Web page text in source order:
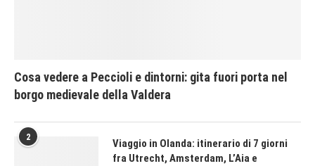
Cosa vedere a Peccioli e dintorni: gita fuori porta nel
borgo medievale della Valdera
2
Viaggio in Olanda: itinerario di 7 giorni
fra Utrecht, Amsterdam, L’Aia e